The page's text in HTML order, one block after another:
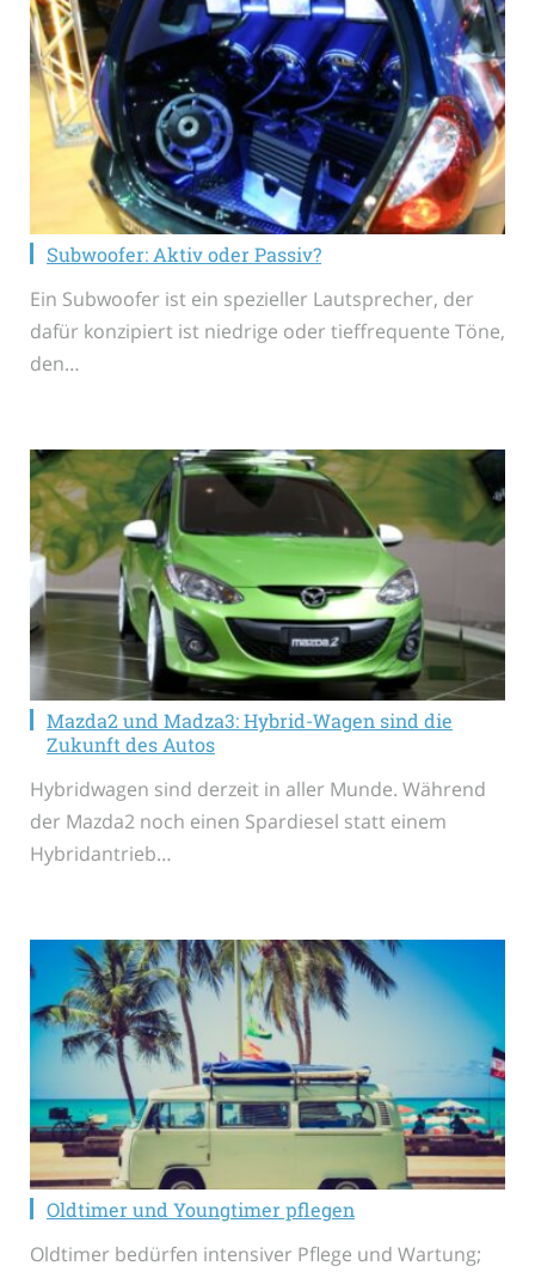
Subwoofer: Aktiv oder Passiv?
Ein Subwoofer ist ein spezieller Lautsprecher, der
dafür konzipiert ist niedrige oder tieffrequente Töne,
den…
Mazda2 und Madza3: Hybrid-Wagen sind die
Zukunft des Autos
Hybridwagen sind derzeit in aller Munde. Während
der Mazda2 noch einen Spardiesel statt einem
Hybridantrieb…
Oldtimer und Youngtimer pflegen
Oldtimer bedürfen intensiver Pflege und Wartung;